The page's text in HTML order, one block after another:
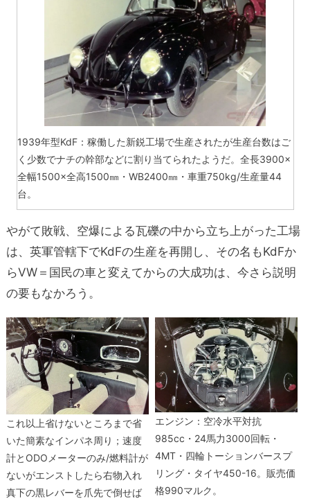
1939年型KdF：稼働した新鋭工場で生産されたが生産台数はご
く少数でナチの幹部などに割り当てられたようだ。全長3900×
全幅1500×全高1500㎜・WB2400㎜・車重750kg/生産量44
台。
やがて敗戦、空爆による瓦礫の中から立ち上がった工場
は、英軍管轄下でKdFの生産を再開し、その名もKdFか
らVW＝国民の車と変えてからの大成功は、今さら説明
の要もなかろう。
これ以上省けないところまで省
いた簡素なインパネ周り；速度
計とODOメーターのみ/燃料計が
ないがエンストしたら右物入れ
真下の黒レバーを爪先で倒せば
エンジン：空冷水平対抗
985cc・24馬力3000回転・
4MT・四輪トーションバースプ
リング・タイヤ450-16。販売価
格990マルク。